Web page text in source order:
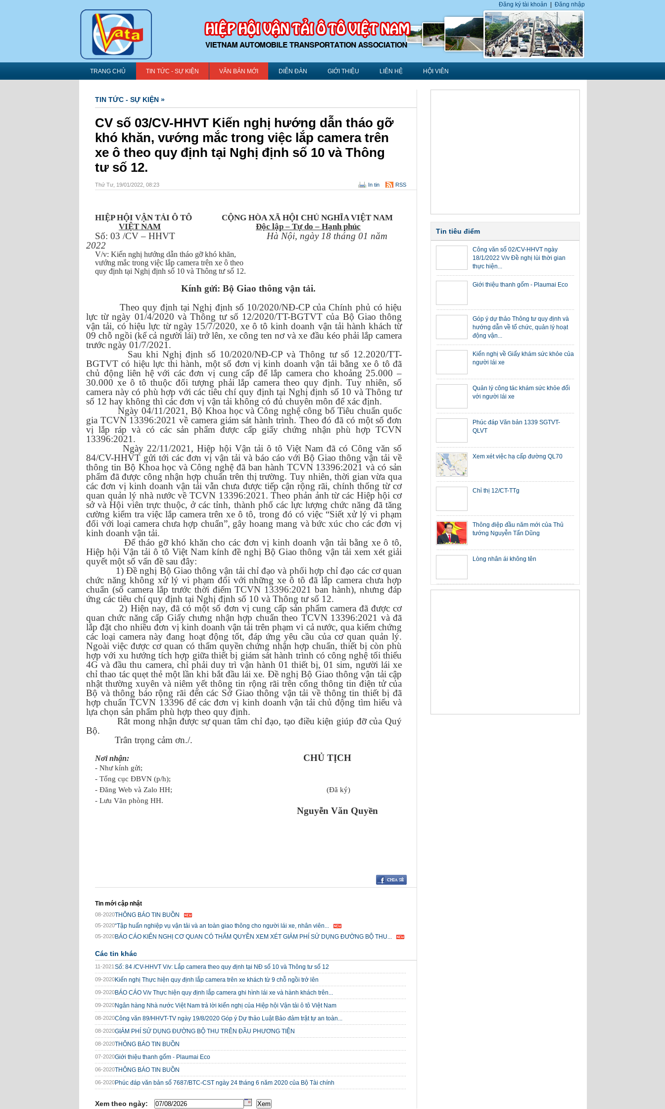
Đăng ký tài khoản Đăng nhập
TRANG CHỦ TIN TỨC - SỰ KIỆN VĂN BẢN MỚI DIỄN ĐÀN GIỚI THIỆU LIÊN HỆ HỘI VIÊN
TIN TỨC - SỰ KIỆN »
CV số 03/CV-HHVT Kiến nghị hướng dẫn tháo gỡ
khó khăn, vướng mắc trong việc lắp camera trên
xe ô theo quy định tại Nghị định số 10 và Thông
tư số 12.
Thứ Tư, 19/01/2022, 08:23 In tin RSS
HIỆP HỘI VẬN TẢI Ô TÔ
CỘNG HÒA XÃ HỘI CHỦ NGHĨA VIỆT NAM
VIỆT NAM
Độc lập – Tự do – Hạnh phúc
Số: 03 /CV – HHVT Hà Nội, ngày18 tháng 01 năm
2022
V/v: Kiến nghị hướng dẫn tháo gỡ khó khăn,
vướng mắc trong việc lắp camera trên xe ô theo
quy định tại Nghị định số 10 và Thông tư số 12.
Kính gửi: Bộ Giao thông vận tải.
Theo quy định tại Nghị định số 10/2020/NĐ-CP của Chính phủ có hiệu
lực từ ngày 01/4/2020 và Thông tư số 12/2020/TT-BGTVT của Bộ Giao thông
vận tải, có hiệu lực từ ngày 15/7/2020, xe ô tô kinh doanh vận tải hành khách từ
09 chỗ ngồi (kể cả người lái) trở lên, xe công ten nơ và xe đầu kéo phải lắp camera
trước ngày 01/7/2021.
Sau khi Nghị định số 10/2020/NĐ-CP và Thông tư số 12.2020/TT-
BGTVT có hiệu lực thi hành, một số đơn vị kinh doanh vận tải bằng xe ô tô đã
chủ động liên hệ với các đơn vị cung cấp để lắp camera cho khoảng 25.000 –
30.000 xe ô tô thuộc đối tượng phải lắp camera theo quy định. Tuy nhiên, số
camera này có phù hợp với các tiêu chí quy định tại Nghị định số 10 và Thông tư
số 12 hay không thì các đơn vị vận tải không có đủ chuyên môn để xác định.
Ngày 04/11/2021, Bộ Khoa học và Công nghệ công bố Tiêu chuẩn quốc
gia TCVN 13396:2021 về camera giám sát hành trình. Theo đó đã có một số đơn
vị lắp ráp và có các sản phẩm được cấp giấy chứng nhận phù hợp TCVN
13396:2021.
Ngày 22/11/2021, Hiệp hội Vận tải ô tô Việt Nam đã có Công văn số
84/CV-HHVT gửi tới các đơn vị vận tải và báo cáo với Bộ Giao thông vận tải về
thông tin Bộ Khoa học và Công nghệ đã ban hành TCVN 13396:2021 và có sản
phẩm đã được công nhận hợp chuẩn trên thị trường. Tuy nhiên, thời gian vừa qua
các đơn vị kinh doanh vận tải vẫn chưa được tiếp cận rộng rãi, chính thống từ cơ
quan quản lý nhà nước về TCVN 13396:2021. Theo phản ảnh từ các Hiệp hội cơ
sở và Hội viên trực thuộc, ở các tỉnh, thành phố các lực lượng chức năng đã tăng
cường kiểm tra việc lắp camera trên xe ô tô, trong đó có việc “Siết xử lý vi phạm
đối với loại camera chưa hợp chuẩn”, gây hoang mang và bức xúc cho các đơn vị
kinh doanh vận tải.
Để tháo gỡ khó khăn cho các đơn vị kinh doanh vận tải bằng xe ô tô,
Hiệp hội Vận tải ô tô Việt Nam kính đề nghị Bộ Giao thông vận tải xem xét giải
quyết một số vấn đề sau đây:
1) Đề nghị Bộ Giao thông vận tải chỉ đạo và phối hợp chỉ đạo các cơ quan
chức năng không xử lý vi phạm đối với những xe ô tô đã lắp camera chưa hợp
chuẩn (số camera lắp trước thời điểm TCVN 13396:2021 ban hành), nhưng đáp
ứng các tiêu chí quy định tại Nghị định số 10 và Thông tư số 12.
2) Hiện nay, đã có một số đơn vị cung cấp sản phẩm camera đã được cơ
quan chức năng cấp Giấy chưng nhận hợp chuẩn theo TCVN 13396:2021 và đã
lắp đặt cho nhiều đơn vị kinh doanh vận tải trên phạm vi cả nước, qua kiểm chứng
các loại camera này đang hoạt động tốt, đáp ứng yêu cầu của cơ quan quản lý.
Ngoài việc được cơ quan có thẩm quyền chứng nhận hợp chuẩn, thiết bị còn phù
hợp với xu hướng tích hợp giữa thiết bị giám sát hành trình có công nghệ tối thiểu
4G và đầu thu camera, chỉ phải duy trì vận hành 01 thiết bị, 01 sim, người lái xe
chỉ thao tác quẹt thẻ một lần khi bắt đầu lái xe. Đề nghị Bộ Giao thông vận tải cập
nhật thường xuyên và niêm yết thông tin rộng rãi trên cổng thông tin điện tử của
Bộ và thông báo rộng rãi đến các Sở Giao thông vận tải về thông tin thiết bị đã
hợp chuẩn TCVN 13396 để các đơn vị kinh doanh vận tải chủ động tìm hiểu và
lựa chọn sản phẩm phù hợp theo quy định.
Rât mong nhận được sự quan tâm chỉ đạo, tạo điều kiện giúp đỡ của Quý
Bộ.
Trân trọng cảm ơn./.
Nơi nhận: CHỦ TỊCH
- Như kính gửi;
- Tổng cục ĐBVN (p/h);
- Đăng Web và Zalo HH; (Đã ký)
- Lưu Văn phòng HH.
Nguyễn Văn Quyền
Tin mới cập nhật
08-2020THÔNG BÁO TIN BUỒN
05-2020“Tập huấn nghiệp vụ vận tải và an toàn giao thông cho người lái xe, nhân viên...
05-2020BÁO CÁO KIẾN NGHỊ CƠ QUAN CÓ THẨM QUYỀN XEM XÉT GIẢM PHÍ SỬ DỤNG ĐƯỜNG BỘ THU...
Các tin khác
11-2021 Số: 84 /CV-HHVT V/v: Lắp camera theo quy định tại NĐ số 10 và Thông tư số 12
09-2020Kiến nghị Thực hiện quy định lắp camera trên xe khách từ 9 chỗ ngồi trở lên
09-2020BÁO CÁO V/v Thực hiện quy định lắp camera ghi hình lái xe và hành khách trên...
09-2020Ngân hàng Nhà nước Việt Nam trả lời kiến nghị của Hiệp hội Vận tải ô tô Việt Nam
08-2020Công văn 89/HHVT-TV ngày 19/8/2020 Góp ý Dự thảo Luật Bảo đảm trật tự an toàn...
08-2020GIẢM PHÍ SỬ DỤNG ĐƯỜNG BỘ THU TRÊN ĐẦU PHƯƠNG TIỆN
08-2020THÔNG BÁO TIN BUỒN
07-2020Giới thiệu thanh gốm - Plaumai Eco
06-2020THÔNG BÁO TIN BUỒN
06-2020Phúc đáp văn bản số 7687/BTC-CST ngày 24 tháng 6 năm 2020 của Bộ Tài chính
Xem theo ngày:
Tin tiêu điểm
Công văn số 02/CV-HHVT ngày
18/1/2022 V/v Đề nghị lùi thời gian
thực hiện...
Giới thiệu thanh gốm - Plaumai Eco
Góp ý dự thảo Thông tư quy định và
hướng dẫn về tổ chức, quản lý hoạt
động vận...
Kiến nghị về Giấy khám sức khỏe của
người lái xe
Quản lý công tác khám sức khỏe đối
với người lái xe
Phúc đáp Văn bản 1339 SGTVT-
QLVT
Xem xét việc hạ cấp đường QL70
Chỉ thị 12/CT-TTg
Thông điệp đầu năm mới của Thủ
tướng Nguyễn Tấn Dũng
Lòng nhân ái không tên